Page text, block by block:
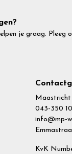
je graag. Pleeg
Maastricht
043-350
info@mp-
KvK